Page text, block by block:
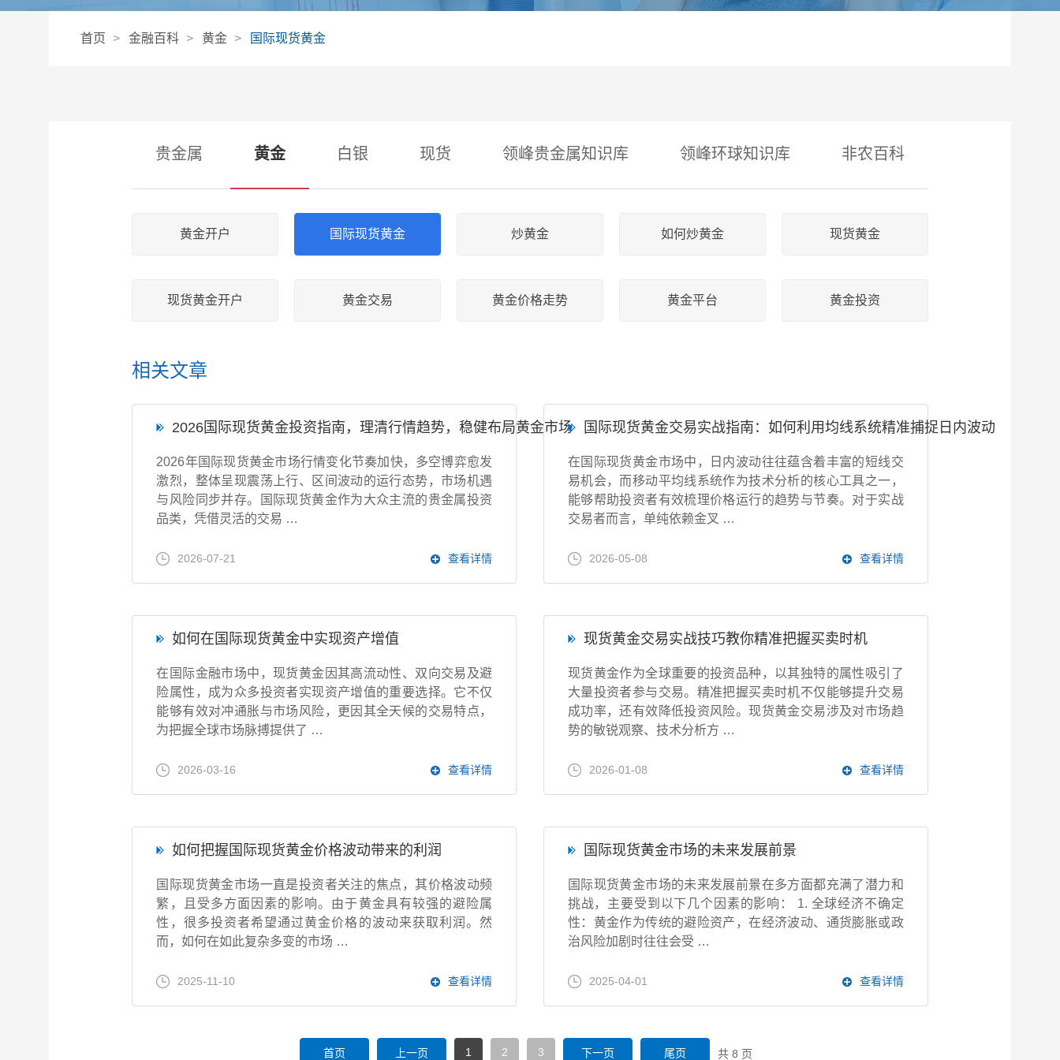
首页 金融百科 黄金 国际现货黄金
贵金属 黄金 白银 现货 领峰贵金属知识库 领峰环球知识库 非农百科
黄金开户 国际现货黄金 炒黄金 如何炒黄金 现货黄金
现货黄金开户 黄金交易 黄金价格走势 黄金平台 黄金投资
相关文章
2026国际现货黄金投资指南，理清行情趋势，稳健布局黄金市场
2026年国际现货黄金市场行情变化节奏加快，多空博弈愈发
激烈，整体呈现震荡上行、区间波动的运行态势，市场机遇
与风险同步并存。国际现货黄金作为大众主流的贵金属投资
品类，凭借灵活的交易 …
2026-07-21 查看详情
国际现货黄金交易实战指南：如何利用均线系统精准捕捉日内波动
在国际现货黄金市场中，日内波动往往蕴含着丰富的短线交
易机会，而移动平均线系统作为技术分析的核心工具之一，
能够帮助投资者有效梳理价格运行的趋势与节奏。对于实战
交易者而言，单纯依赖金叉 …
2026-05-08 查看详情
如何在国际现货黄金中实现资产增值
在国际金融市场中，现货黄金因其高流动性、双向交易及避
险属性，成为众多投资者实现资产增值的重要选择。它不仅
能够有效对冲通胀与市场风险，更因其全天候的交易特点，
为把握全球市场脉搏提供了 …
2026-03-16 查看详情
现货黄金交易实战技巧教你精准把握买卖时机
现货黄金作为全球重要的投资品种，以其独特的属性吸引了
大量投资者参与交易。精准把握买卖时机不仅能够提升交易
成功率，还有效降低投资风险。现货黄金交易涉及对市场趋
势的敏锐观察、技术分析方 …
2026-01-08 查看详情
如何把握国际现货黄金价格波动带来的利润
国际现货黄金市场一直是投资者关注的焦点，其价格波动频
繁，且受多方面因素的影响。由于黄金具有较强的避险属
性，很多投资者希望通过黄金价格的波动来获取利润。然
而，如何在如此复杂多变的市场 …
2025-11-10 查看详情
国际现货黄金市场的未来发展前景
国际现货黄金市场的未来发展前景在多方面都充满了潜力和
挑战，主要受到以下几个因素的影响： 1. 全球经济不确定
性：黄金作为传统的避险资产，在经济波动、通货膨胀或政
治风险加剧时往往会受 …
2025-04-01 查看详情
首页 上一页 1 2 3 下一页 尾页 共 8 页